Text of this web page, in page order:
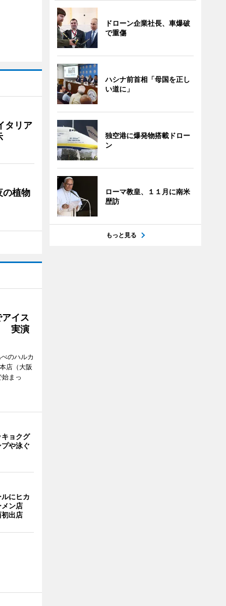
タリア
の植物
イス
実演
のハルカ
店（大阪
まっ
ョクグ
や泳ぐ
にヒカ
ン店
出店
ドローン企業社長、車爆破
で重傷
ハシナ前首相「母国を正し
い道に」
独空港に爆発物搭載ドロー
ン
ローマ教皇、１１月に南米
歴訪
もっと見る